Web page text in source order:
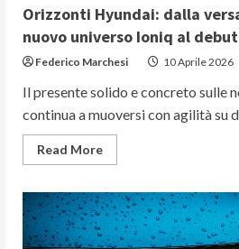
pista
Orizzonti Hyundai: dalla
nuovo universo Ioniq al
Federico Marchesi 10 Aprile 2026
Il presente solido e concreto sulle
continua a muoversi con agilità su
Read MoreRead
more
Hyundai:
dalla
versatilità
della